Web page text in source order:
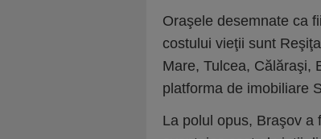
Oraşele desemnate ca
costului vieţii sunt
Mare, Tulcea, Călăraşi,
platforma de imobiliare
La polul opus, Braşov a